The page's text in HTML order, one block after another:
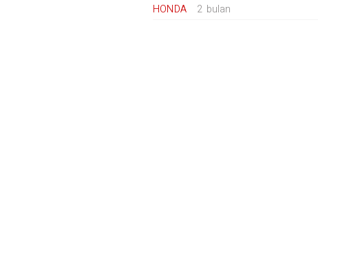
HONDA 2 bulan